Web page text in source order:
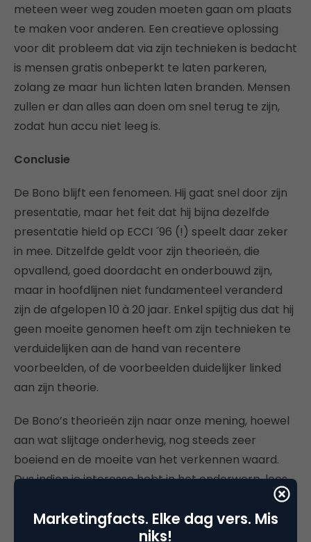
meteen weer weg zouden moeten gaan om plaats
te maken voor anderen. Een creatieve oplossing
voor dit probleem dat via zijn technieken is bedacht
is mensen gratis onbeperkt te laten parkeren,
zolang ze maar hun lichten laten branden. Mensen
zullen er dan alles aan doen om snel terug te zijn,
zodat hun accu niet leeg is.
Conclusie
De Bono blijft een fenomeen. Hij gaat snel door zijn
presentatie, maar het feit dat hij bijna dezelfde
presentatie hield op ECCI ´96 (!) speelt daar zeker
in mee. Ditzelfde geldt voor zijn theorieën, die
opvallend, goed doordacht en onderbouwd zijn,
maar in hoofdlijnen niet fundamenteel veranderd
zijn de afgelopen 10 à 20 jaar. Enkel spijtig dus dat hij
geen moeite genomen heeft om zijn technieken te
verduidelijken aan de hand van recentere
voorbeelden, of de voorbeelden duidelijker linked
aan zijn theorie.
De Bono’s theorieën zijn naar onze mening, hoewel
aan wat slijtage onderhevig, nog steeds zeer
boeiend en de moeite van het verkennen waard.
Dus indien je interesse hebt in het onderwerp, lees
presentatie zul je niet meteen wijzer worden.
Marketingfacts. Elke dag vers. Mis
niks!